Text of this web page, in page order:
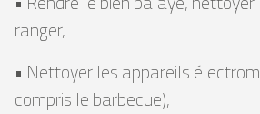
ranger,
• Nettoyer les appareils
compris le barbecue),